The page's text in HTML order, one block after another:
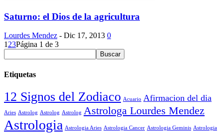
Saturno: el Dios de la agricultura
Lourdes Mendez - Dic 17, 2013 0
1 23Página 1 de 3
Etiquetas
12 Signos del Zodiaco Acuario Afirmacion del dia
Aries Astrolog Astrolog Astrolog Astrologa Lourdes Mendez
Astrologia Astrologia Aries Astrologia Cancer Astrologia Geminis Astrologia